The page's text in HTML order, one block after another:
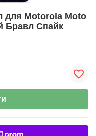
для Motorola Moto
Бравл Спайк